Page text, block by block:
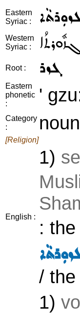
Eastern
Syriac :
Western
Syriac :
ܓܙܽܘܪܬܳܐ
Root : ܓܙܪ
Eastern
phonetic
:
'
Category
:
noun
[Religion]
English :
1)
:
/ the
1)